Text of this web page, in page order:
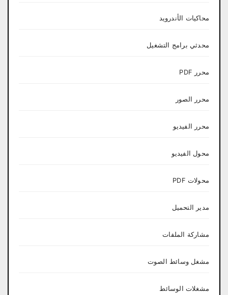
محاكيات الأندرويد
محدثي برامج التشغيل
محرر PDF
محرر الصور
محرر الفيديو
محول الفيديو
محولات PDF
مدير التحميل
مشاركة الملفات
مشغل وسائط الصوت
مشغلات الوسائط